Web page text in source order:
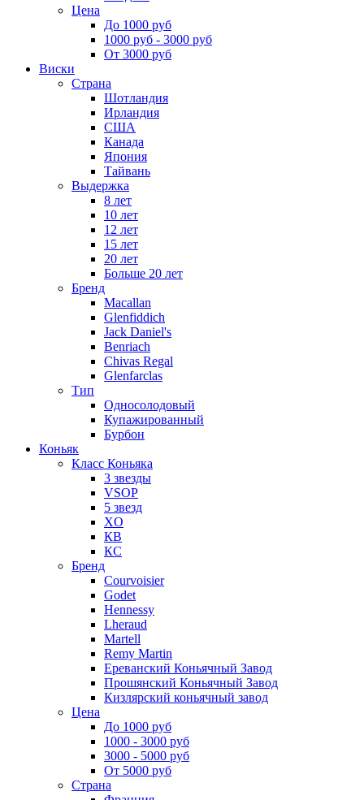
Цена
До 1000 руб
1000 руб - 3000 руб
От 3000 руб
Виски
Страна
Шотландия
Ирландия
США
Канада
Япония
Тайвань
Выдержка
8 лет
10 лет
12 лет
15 лет
20 лет
Больше 20 лет
Бренд
Macallan
Glenfiddich
Jack Daniel's
Benriach
Chivas Regal
Glenfarclas
Тип
Односолодовый
Купажированный
Бурбон
Коньяк
Класс Коньяка
3 звезды
VSOP
5 звезд
XO
КВ
КС
Бренд
Courvoisier
Godet
Hennessy
Lheraud
Martell
Remy Martin
Ереванский Коньячный Завод
Прошянский Коньячный Завод
Кизлярский коньячный завод
Цена
До 1000 руб
1000 - 3000 руб
3000 - 5000 руб
От 5000 руб
Страна